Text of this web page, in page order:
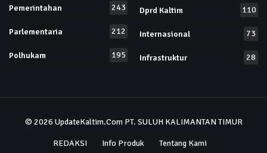
Pemerintahan 243
Parlementaria 212
Polhukam 195
Dprd Kaltim 110
Internasional 73
Infrastruktur 28
© 2026 UpdateKaltim.ComPT. SULUH KALIMANTAN TIMUR
REDAKSI Info Produk
Tentang Kami